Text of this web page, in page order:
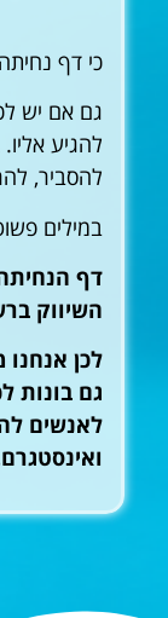
כי דף
גם אם יש
להגיע
להסביר,
במילים
דף
השיווק
לכן אנחנו
גם בונות
לאנשים